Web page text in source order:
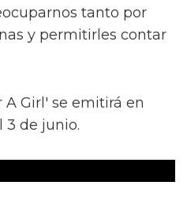
tanto por
y permitirles contar
A Girl' se emitirá en
3 de junio.